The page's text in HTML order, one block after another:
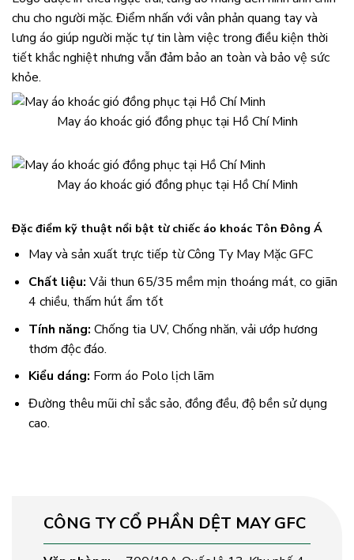
chu cho người mặc. Điểm nhấn với vân phản quang tay và
lưng áo giúp người mặc tự tin làm việc trong điều kiện thời
tiết khắc nghiệt nhưng vẫn đảm bảo an toàn và bảo vệ sức
khỏe.
May áo khoác gió đồng phục tại Hồ Chí Minh
May áo khoác gió đồng phục tại Hồ Chí Minh
Đặc điểm kỹ thuật nổi bật từ chiếc áo khoác Tôn Đông Á
May và sản xuất trực tiếp từ Công Ty May Mặc GFC
Chất liệu: Vải thun 65/35 mềm mịn thoáng mát, co giãn
4 chiều, thấm hút ẩm tốt
Tính năng: Chống tia UV, Chống nhăn, vải ướp hương
thơm độc đáo.
Kiểu dáng: Form áo Polo lịch lãm
Đường thêu mũi chỉ sắc sảo, đồng đều, độ bền sử dụng
cao.
CÔNG TY CỔ PHẦN DỆT MAY GFC